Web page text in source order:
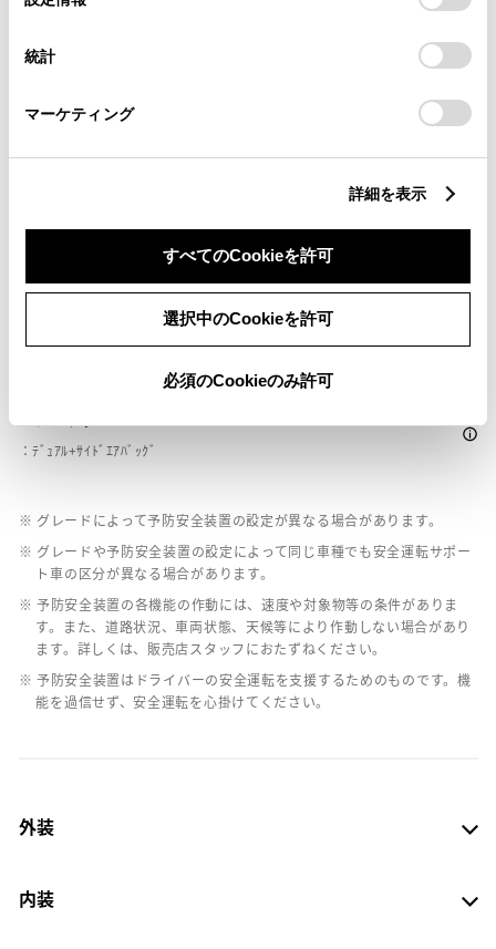
意したことになります。Cookie(クッキー)のオプトアウト、
設定の変更、同意を撤回したりするにあたっては、当社の
「Cookie（クッキー）情報の取り扱いについて
」をご覧くだ
統計
マーケティング
詳細を表示
すべてのCookieを許可
選択中のCookieを許可
必須のCookieのみ許可
ドライブレコーダー
ペダル踏み間違い急発進抑制装置
パノラミックビューモニター（全周囲カメラ）
バックモニター
：ﾃﾞｭｱﾙ+ｻｲﾄﾞｴｱﾊﾞｯｸﾞ
※ グレードによって予防安全装置の設定が異なる場合があります。
※ グレードや予防安全装置の設定によって同じ車種でも安全運転サポー
ト車の区分が異なる場合があります。
※ 予防安全装置の各機能の作動には、速度や対象物等の条件がありま
す。また、道路状況、車両状態、天候等により作動しない場合があり
ます。詳しくは、販売店スタッフにおたずねください。
※ 予防安全装置はドライバーの安全運転を支援するためのものです。機
能を過信せず、安全運転を心掛けてください。
外装
内装